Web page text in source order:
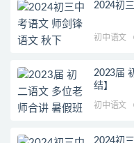
2024初
初中语文
2023届
结】
初中语文
2024初